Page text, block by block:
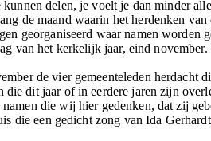
delen, je voelt je dan minder
de maand waarin het herdenken
georganiseerd waar namen worden
van het kerkelijk jaar, eind
de vier gemeenteleden herdacht
die dit jaar of in eerdere jaren zijn
namen die wij hier gedenken, dat zij
die een gedicht zong van Ida